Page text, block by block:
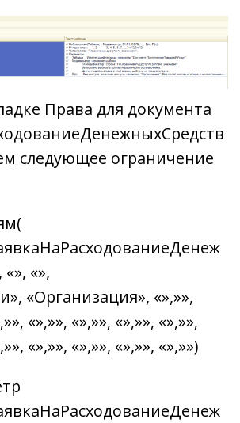
Права для документа
следующее ограничение
«»,
«Организация», «»,»»,
«»,»», «»,»», «»,»», «»,»»,
«»,»», «»,»», «»,»», «»,»»)